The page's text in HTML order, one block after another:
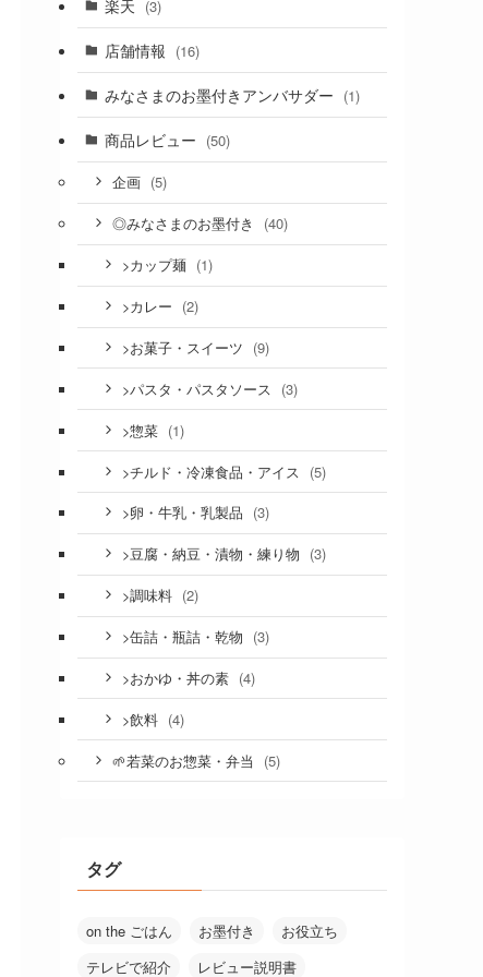
楽天 (3)
店舗情報 (16)
みなさまのお墨付きアンバサダー (1)
商品レビュー (50)
企画 (5)
◎みなさまのお墨付き (40)
>カップ麺 (1)
>カレー (2)
>お菓子・スイーツ (9)
>パスタ・パスタソース (3)
>惣菜 (1)
>チルド・冷凍食品・アイス (5)
>卵・牛乳・乳製品 (3)
>豆腐・納豆・漬物・練り物 (3)
>調味料 (2)
>缶詰・瓶詰・乾物 (3)
>おかゆ・丼の素 (4)
>飲料 (4)
🌱若菜のお惣菜・弁当 (5)
タグ
on the ごはん お墨付き
お役立ち
テレビで紹介
レビュー説明書